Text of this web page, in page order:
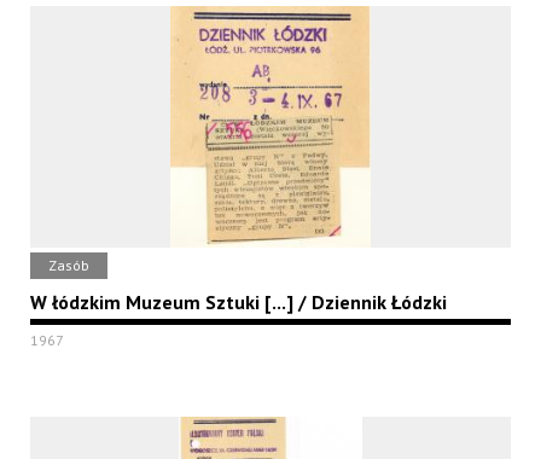
Zasób
W łódzkim Muzeum Sztuki [...] / Dziennik Łódzki
1967